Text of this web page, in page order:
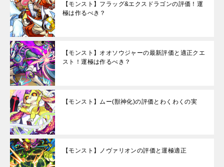
【モンスト】フラッグ&エクスドラゴンの評価！運
極は作るべき？
【モンスト】オオソウジャーの最新評価と適正クエ
スト！運極は作るべき？
【モンスト】ムー(獣神化)の評価とわくわくの実
【モンスト】ノヴァリオンの評価と運極適正